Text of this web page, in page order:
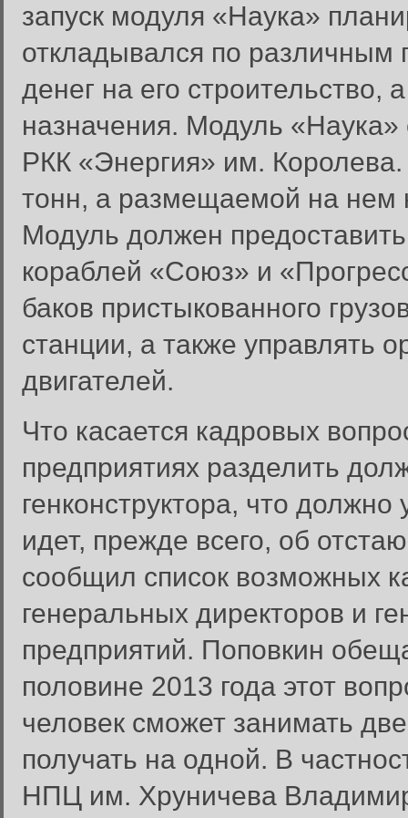
запуск модуля «Наука»
откладывался по различным
денег на его строительство,
назначения. Модуль
РКК «Энергия» им.
тонн, а размещаемой на нем
Модуль должен
кораблей «Союз» и
баков пристыкованного
станции, а также управлять
двигателей.
Что касается кадровых
предприятиях разделить
генконструктора, что
идет, прежде всего, об
сообщил список возможных
генеральных директоров и
предприятий. Поповкин
половине 2013 года этот
человек сможет занимать
получать на одной. В
НПЦ им. Хруничева